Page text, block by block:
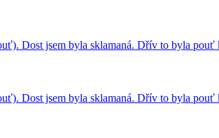
Dost jsem byla sklamaná. Dřív to byla
Dost jsem byla sklamaná. Dřív to byla